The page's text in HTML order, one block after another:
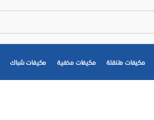
مكيفات متنقلة مكيفات مخفية مكيفات شباك